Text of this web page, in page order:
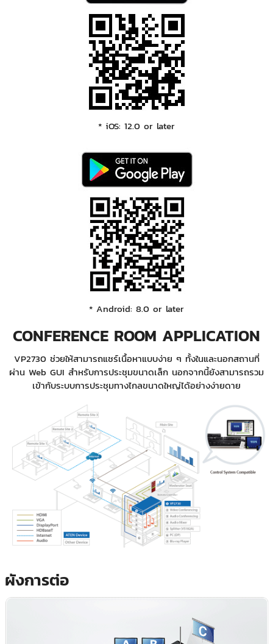
* iOS: 12.0 or later
* Android: 8.0 or later
CONFERENCE ROOM APPLICATION
VP2730 ช่วยให้สามารถแชร์เนื้อหาแบบง่าย ๆ ทั้งในและนอกสถานที่
ผ่าน Web GUI สำหรับการประชุมขนาดเล็ก นอกจากนี้ยังสามารถรวม
เข้ากับระบบการประชุมทางไกลขนาดใหญ่ได้อย่างง่ายดาย
ผังการต่อ